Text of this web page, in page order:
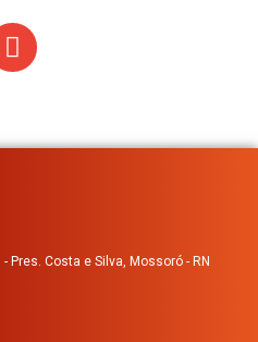
Pres. Costa e Silva, Mossoró - RN